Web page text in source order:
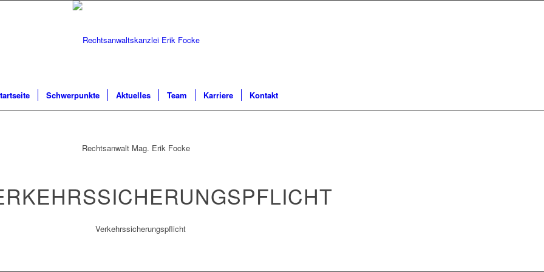
Schwerpunkte Aktuelles Team Karriere Kontakt
Rechtsanwalt Mag. Erik Focke